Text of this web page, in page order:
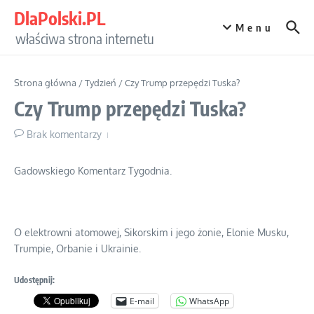
DlaPolski.PL
właściwa strona internetu
Menu
Strona główna /Tydzień /Czy Trump przepędzi Tuska?
Czy Trump przepędzi Tuska?
Brak komentarzy
Gadowskiego Komentarz Tygodnia.
O elektrowni atomowej, Sikorskim i jego żonie, Elonie Musku,
Trumpie, Orbanie i Ukrainie.
Udostępnij:
E-mail WhatsApp